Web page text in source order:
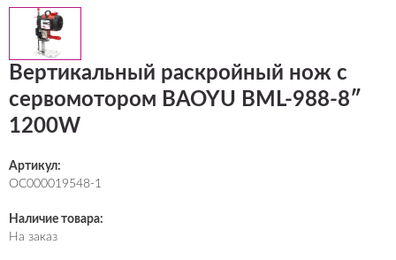
Вертикальный раскройный нож с
сервомотором BAOYU BML-988-8″
1200W
Артикул:
ОС000019548-1
Наличие товара:
На заказ